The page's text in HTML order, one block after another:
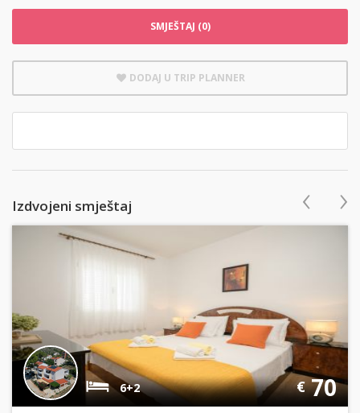
SMJEŠTAJ (0)
DODAJ U TRIP PLANNER
Izdvojeni smještaj
6+2 €70
‹ ›